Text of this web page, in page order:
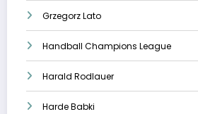
Grzegorz Lato
Handball Champions League
Harald Rodlauer
Harde Babki